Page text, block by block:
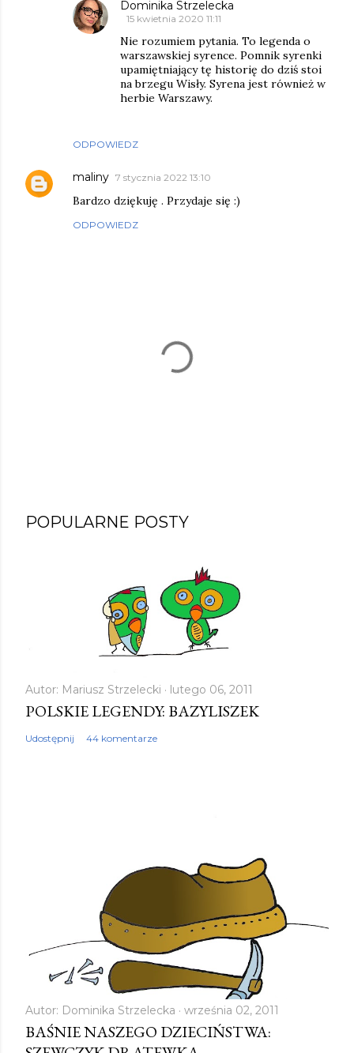
ODPOWIEDZ
Dominika Strzelecka
15 kwietnia 2020 11:11
Nie rozumiem pytania. To legenda o
warszawskiej syrence. Pomnik syrenki
upamiętniający tę historię do dziś stoi
na brzegu Wisły. Syrena jest również w
herbie Warszawy.
maliny 7 stycznia 2022 13:10
Bardzo dziękuję . Przydaje się :)
ODPOWIEDZ
r
k
o
m
POPULARNE POSTY
Autor: Mariusz Strzelecki lutego 06, 2011
POLSKIE LEGENDY: BAZYLISZEK
Udostępnij 44 komentarze
Autor: Dominika Strzelecka września 02, 2011
BAŚNIE NASZEGO DZIECIŃSTWA: